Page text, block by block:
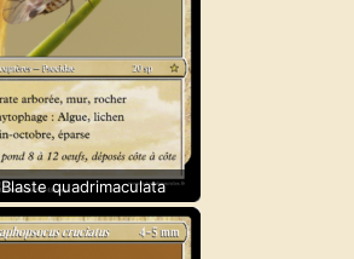
Blaste quadrimaculata